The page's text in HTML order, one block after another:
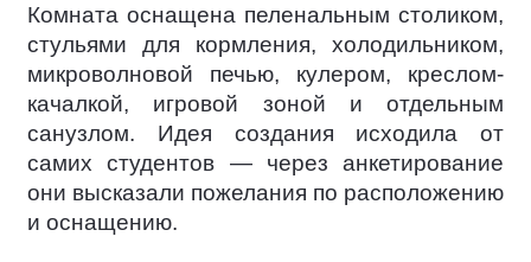
Комната оснащена пеленальным столиком,
стульями для кормления, холодильником,
микроволновой печью, кулером, креслом-
качалкой, игровой зоной и отдельным
санузлом. Идея создания исходила от
самих студентов — через анкетирование
они высказали пожелания по расположению
и оснащению.